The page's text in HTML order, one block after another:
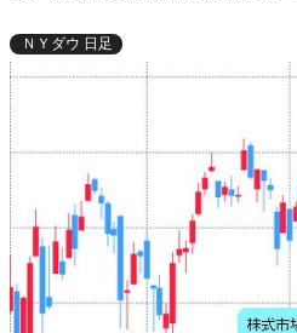
ＮＹダウ 日足